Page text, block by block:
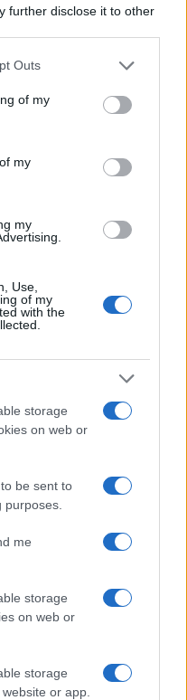
further disclose it to other
one or more Google
You may click to
its third-party tags to
in below Google
Outs
of my
my
my
Use,
of my
with the
storage
on web or
be sent to
me
storage
on web or
storage
or app.
$0.056
$64,822.00
$1.07
vendre étape par étape
façon de retirer
Carlo ?